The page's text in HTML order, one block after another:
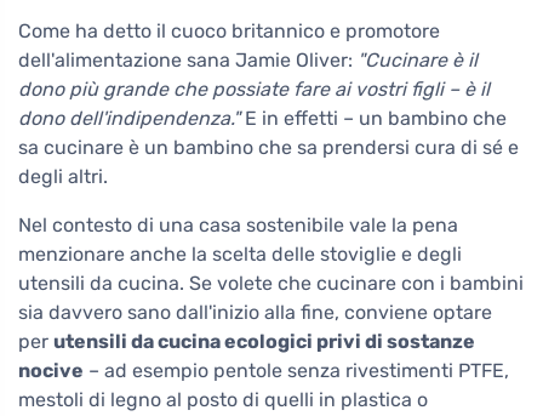
Come ha detto il cuoco britannico e promotore
dell'alimentazione sana Jamie Oliver: "Cucinare è il
dono più grande che possiate fare ai vostri figli – è il
dono dell'indipendenza."E in effetti – un bambino che
sa cucinare è un bambino che sa prendersi cura di sé e
degli altri.
Nel contesto di una casa sostenibile vale la pena
menzionare anche la scelta delle stoviglie e degli
utensili da cucina. Se volete che cucinare con i bambini
sia davvero sano dall'inizio alla fine, conviene optare
per utensili da cucina ecologici privi di sostanze
nocive – ad esempio pentole senza rivestimenti PTFE,
mestoli di legno al posto di quelli in plastica o